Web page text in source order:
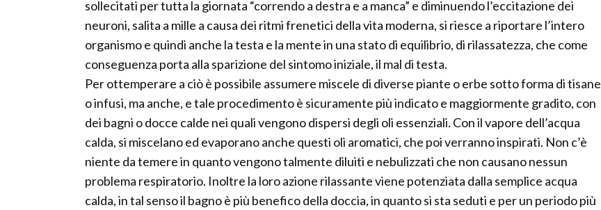
sollecitati per tutta la giornata “correndo a destra e a manca” e diminuendo l’eccitazione dei
neuroni, salita a mille a causa dei ritmi frenetici della vita moderna, si riesce a riportare l’intero
organismo e quindi anche la testa e la mente in una stato di equilibrio, di rilassatezza, che come
conseguenza porta alla sparizione del sintomo iniziale, il mal di testa.
Per ottemperare a ciò è possibile assumere miscele di diverse piante o erbe sotto forma di tisane
o infusi, ma anche, e tale procedimento è sicuramente più indicato e maggiormente gradito, con
dei bagni o docce calde nei quali vengono dispersi degli oli essenziali. Con il vapore dell’acqua
calda, si miscelano ed evaporano anche questi oli aromatici, che poi verranno inspirati. Non c’è
niente da temere in quanto vengono talmente diluiti e nebulizzati che non causano nessun
problema respiratorio. Inoltre la loro azione rilassante viene potenziata dalla semplice acqua
calda, in tal senso il bagno è più benefico della doccia, in quanto si sta seduti e per un periodo più